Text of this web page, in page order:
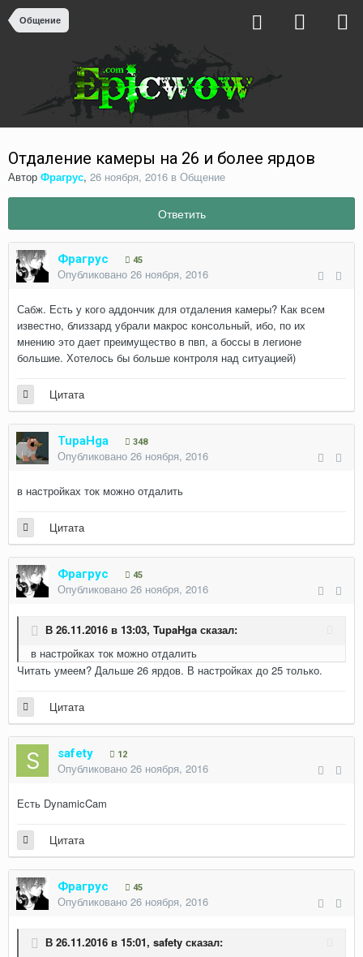
Общение
Отдаление камеры на 26 и более ярдов
Автор Фрагрус, 26 ноября, 2016 в Общение
Ответить
Фрагрус 45
Опубликовано 26 ноября, 2016
Сабж. Есть у кого аддончик для отдаления камеры? Как всем
известно, близзард убрали макрос консольный, ибо, по их
мнению это дает преимущество в пвп, а боссы в легионе
большие. Хотелось бы больше контроля над ситуацией)
Цитата
TupaHga 348
Опубликовано 26 ноября, 2016
в настройках ток можно отдалить
Цитата
Фрагрус 45
Опубликовано 26 ноября, 2016
В 26.11.2016 в 13:03, TupaHga сказал:
в настройках ток можно отдалить
Читать умеем? Дальше 26 ярдов. В настройках до 25 только.
Цитата
safety 12
Опубликовано 26 ноября, 2016
Есть DynamicCam
Цитата
Фрагрус 45
Опубликовано 26 ноября, 2016
В 26.11.2016 в 15:01, safety сказал: